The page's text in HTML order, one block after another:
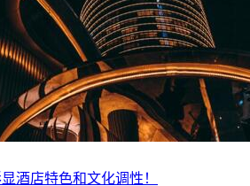
酒店特色和文化调性！